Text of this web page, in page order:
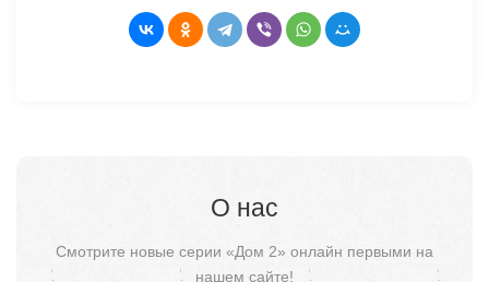
О нас
Смотрите новые серии «Дом 2» онлайн первыми на
нашем сайте!